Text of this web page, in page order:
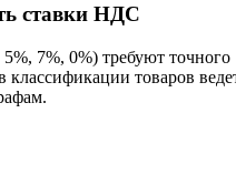
ставки НДС
7%, 0%) требуют точного
товаров